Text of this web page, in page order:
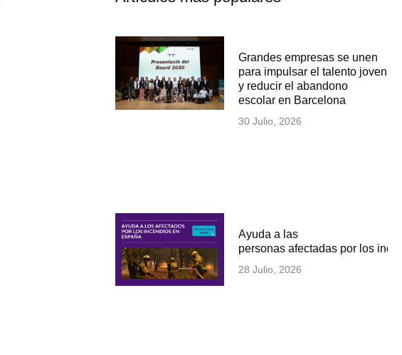
Grandes empresas se unen
para impulsar el talento joven
y reducir el abandono
escolar en Barcelona
30 Julio, 2026
Ayuda a las
personas afectadas por los
28 Julio, 2026